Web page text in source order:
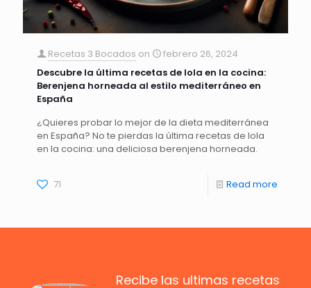
Recetas 3 Bocados on
febrero 26, 2024
Descubre la última recetas de lola en la cocina:
Berenjena horneada al estilo mediterráneo en
España
¿Quieres probar lo mejor de la dieta mediterránea
en España? No te pierdas la última recetas de lola
en la cocina: una deliciosa berenjena horneada.
71 Read more
Recibe las ultimas recetas